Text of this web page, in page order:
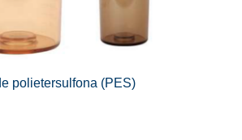
polietersulfona (PES)